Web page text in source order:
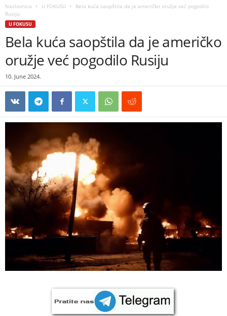
Naslovnica U FOKUSU
Bela kuća saopštila da je američko oružje već pogodilo
Rusiju
U FOKUSU
Bela kuća saopštila da je američko
oružje već pogodilo Rusiju
10. June 2024.